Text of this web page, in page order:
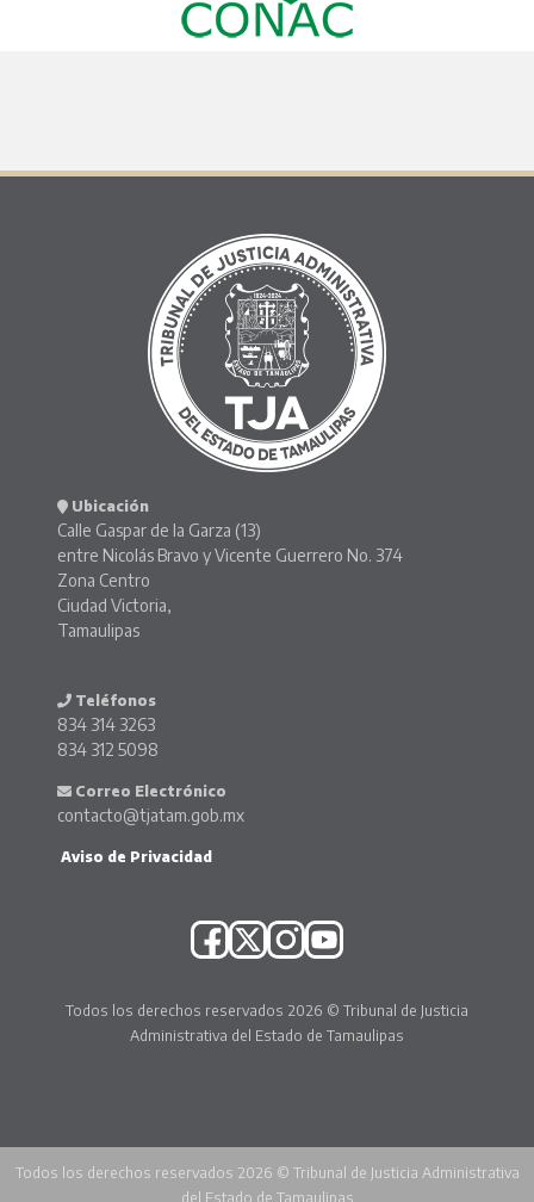
Ubicación
Calle Gaspar de la Garza (13)
entre Nicolás Bravo y Vicente Guerrero No. 374
Zona Centro
Ciudad Victoria,
Tamaulipas
Teléfonos
834 314 3263
834 312 5098
Correo Electrónico
contacto@tjatam.gob.mx
Aviso de Privacidad
Todos los derechos reservados 2026 © Tribunal de Justicia
Administrativa del Estado de Tamaulipas
Todos los derechos reservados 2026 © Tribunal de Justicia Administrativa
del Estado de Tamaulipas